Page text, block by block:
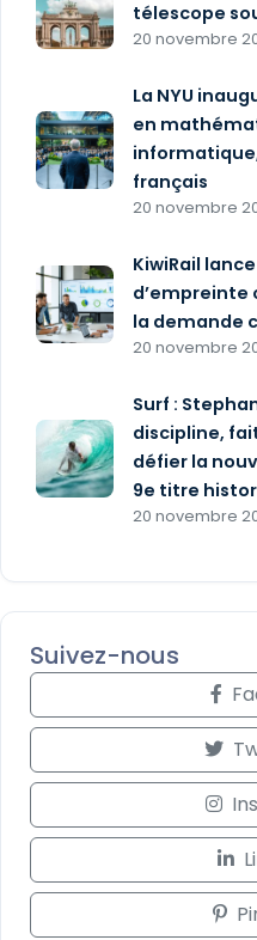
télescope
20 novembre
La NYU
en
français
20 novembre
KiwiRail
d’empreinte
la demande
20 novembre
Surf :
discipline,
défier la
9e titre
20 novembre
Suivez-nous